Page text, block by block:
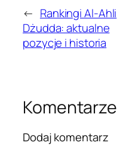
← Rankingi Al-Ahli
Dżudda: aktualne
pozycje i historia
Komentarze
Dodaj komentarz